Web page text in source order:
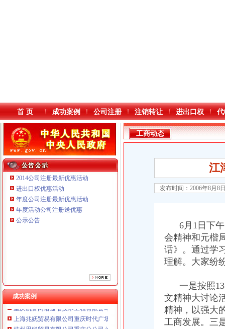
本站导航
首 页 成功案例 公司注册 注销转让 进出口权
2014公司注册最新优惠活动
进出口权优惠活动
年度公司注册最新优惠活动
年度活动公司注册送优惠
公示公告
成功案例
重庆金品科技有限公司 渝南100万 （进出口权）
重庆盛旗投资咨询有限公司 渝中10万 （工商注册）
重庆凯誉网络通信技术工程有限公司渝中分公司 （工商注册）
上海兆妩贸易有限公司重庆时代广场分公司 渝中 （工商注册）
杭州思锐贸易有限公司重庆分公司 渝中 （工商注册）
工商动态
江
发布时间：2006年8月8
6月1日下午
会精神和元楷
话》。通过学
理解。大家纷
一是按照
文精神大讨论
精神，以强大
工商发展。三